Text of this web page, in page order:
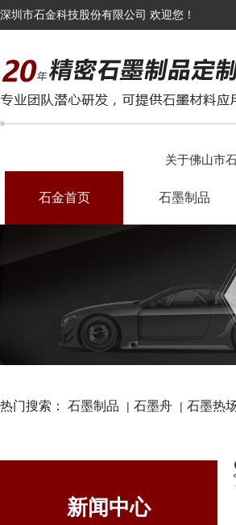
深圳市石金科技股份有限公司 欢迎您！
关于佛山市
石金首页 石墨制品
热门搜索： 石墨制品 | 石墨舟 | 石墨热
新闻中心